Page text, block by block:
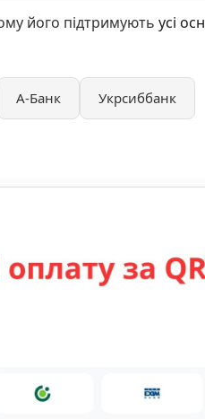
його підтримують усі
А-Банк Укрсиббанк